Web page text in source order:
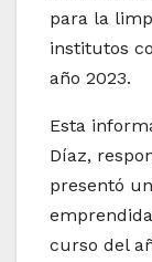
para la
institutos
año 2023.
Esta
Díaz,
presentó
curso del